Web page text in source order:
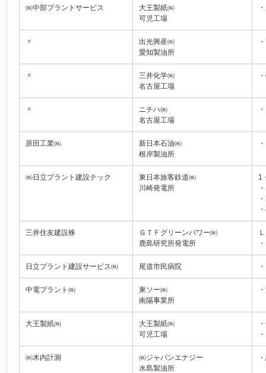
㈱中部プラントサービス
大王製紙㈱
可児工場
〃
出光興産㈱
愛知製油所
〃
三井化学㈱
名古屋工場
〃
ニチハ㈱
名古屋工場
原田工業㈱
新日本石油㈱
根岸製油所
㈱日立プラント建設テック
東日本旅客鉄道㈱
川崎発電所
1
三井住友建設株
ＧＴＦグリーンパワー㈱
鹿島研究所発電所
日立プラント建設サービス㈱ 尾道市民病院
中電プラント㈱
東ソー㈱
南陽事業所
大王製紙㈱
大王製紙㈱
可児工場
㈱木内計測
㈱ジャパンエナジー
水島製油所